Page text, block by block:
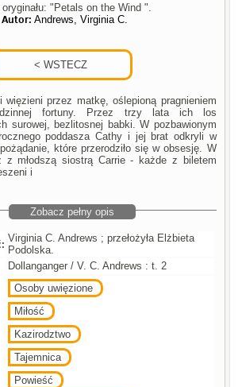
oryginału: "Petals on the Wind ".
Autor: Andrews, Virginia C.
przez matkę, oślepioną pragnieniem
fortuny. Przez trzy lata ich los
surowej, bezlitosnej babki. W pozbawionym
poddasza Cathy i jej brat odkryli w
które przerodziło się w obsesję. W
z młodszą siostrą Carrie - każde z biletem
i
Zobacz pełny opis
Virginia C. Andrews ; przełożyła Elżbieta
Podolska.
Dollanganger / V. C. Andrews : t. 2
Osoby uwięzione
Miłość
Kazirodztwo
Tajemnica
Powieść